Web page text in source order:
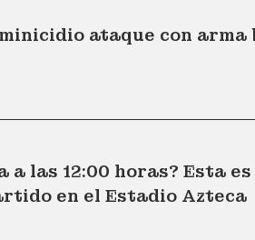
ataque con arma
las 12:00 horas? Esta
en el Estadio Azteca